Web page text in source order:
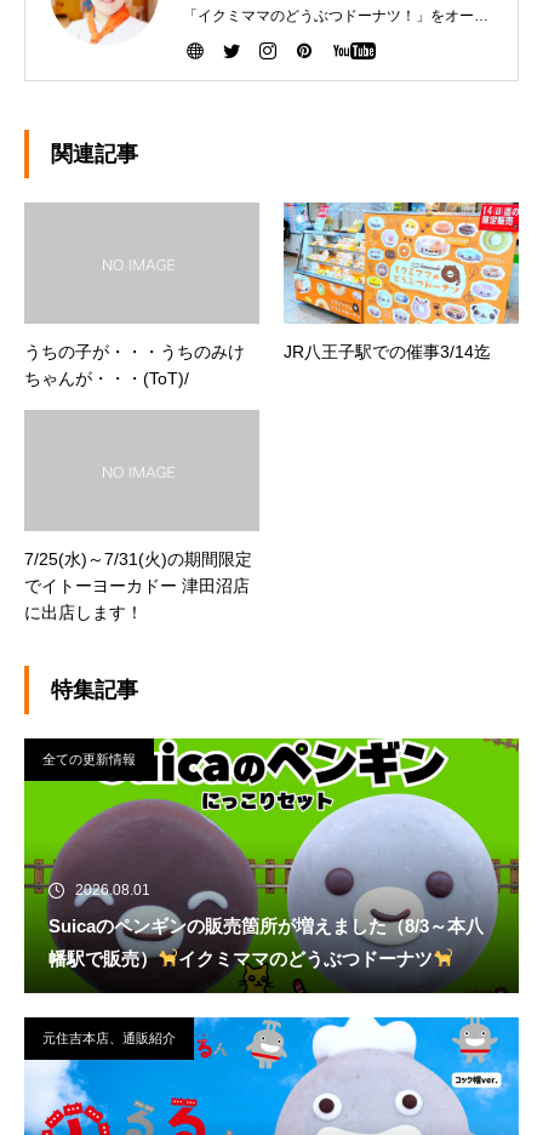
「イクミママのどうぶつドーナツ！」をオープ
ンさせました。 健康で美味しいドーナツを作る
関連記事
うちの子が・・・うちのみけ
ちゃんが・・・(ToT)/
JR八王子駅での催事3/14迄
7/25(水)～7/31(火)の期間限定
でイトーヨーカドー 津田沼店
に出店します！
特集記事
全ての更新情報
2026.08.01
Suicaのペンギンの販売箇所が増えました（8/3～本八
幡駅で販売）
イクミママのどうぶつドーナツ
元住吉本店、通販紹介